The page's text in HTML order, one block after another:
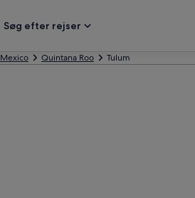
Søg efter rejser
Mexico Quintana Roo Tulum